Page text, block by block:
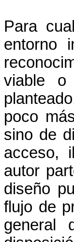
Para
entorno
viable o
poco
sino de
acceso,
autor
diseño
flujo de
general